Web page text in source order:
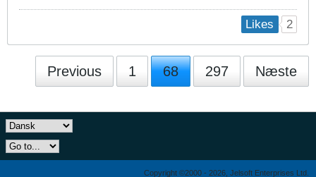
Likes 2
Previous 1 68 297 Næste
Copyright ©2000 - 2026, Jelsoft Enterprises Ltd.